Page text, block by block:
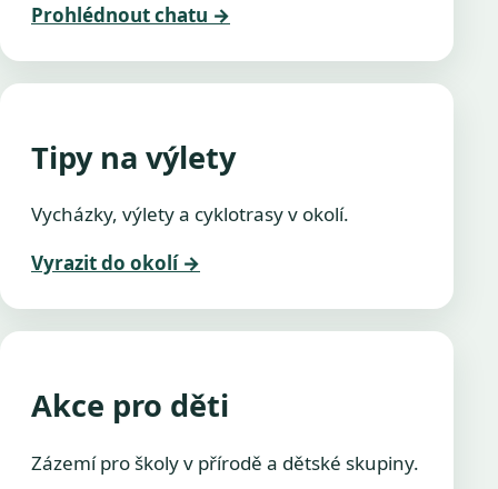
Prohlédnout chatu →
Tipy na výlety
Vycházky, výlety a cyklotrasy v okolí.
Vyrazit do okolí →
Akce pro děti
Zázemí pro školy v přírodě a dětské skupiny.